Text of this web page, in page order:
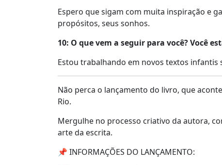
Espero que sigam com muita inspiração e
propósitos, seus sonhos.
10: O que vem a seguir para você? Você
Estou trabalhando em novos textos infantis
Não perca o lançamento do livro, que
Rio.
Mergulhe no processo criativo da autora,
arte da escrita.
📌 INFORMAÇÕES DO LANÇAMENTO: